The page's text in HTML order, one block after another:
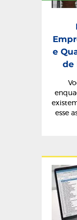
e
de
esse